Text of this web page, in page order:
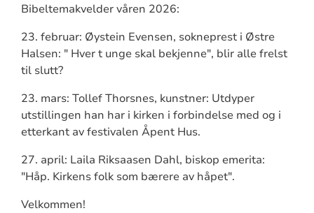
Bibeltemakvelder våren 2026:
23. februar: Øystein Evensen, sokneprest i Østre
Halsen: " Hver t unge skal bekjenne", blir alle frelst
til slutt?
23. mars: Tollef Thorsnes, kunstner: Utdyper
utstillingen han har i kirken i forbindelse med og i
etterkant av festivalen Åpent Hus.
27. april: Laila Riksaasen Dahl, biskop emerita:
"Håp. Kirkens folk som bærere av håpet".
Velkommen!